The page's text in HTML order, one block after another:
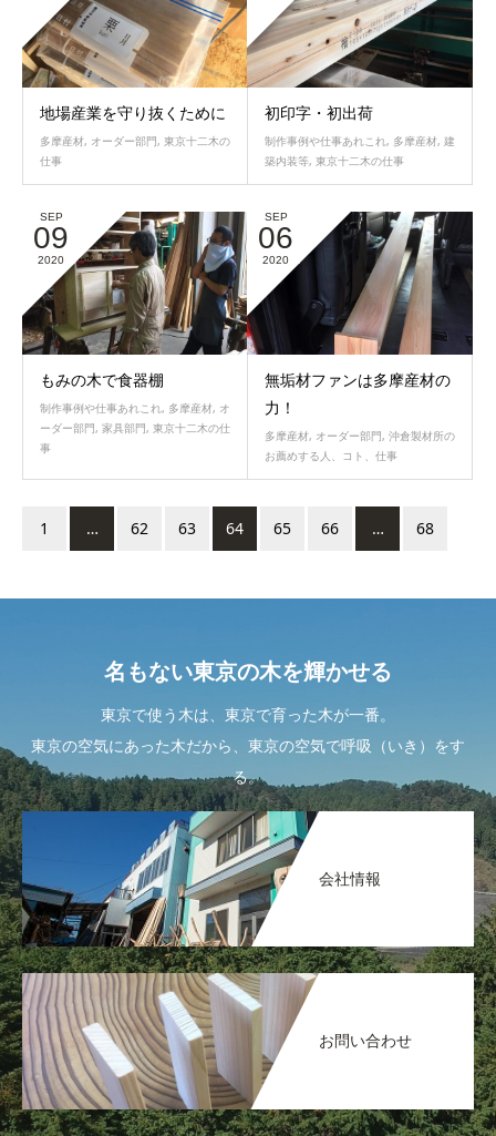
地場産業を守り抜くために
多摩産材, オーダー部門, 東京十二木の
仕事
初印字・初出荷
制作事例や仕事あれこれ , 多摩産材, 建
築内装等, 東京十二木の仕事
SEP
09
2020
もみの木で食器棚
制作事例や仕事あれこれ, 多摩産材, オ
ーダー部門, 家具部門, 東京十二木の仕
事
SEP
06
2020
無垢材ファンは多摩産材の
力！
多摩産材, オーダー部門, 沖倉製材所の
お薦めする人、コト、仕事
1 … 62 63 64 65 66 … 68
名もない東京の木を輝かせる
東京で使う木は、東京で育った木が一番。
東京の空気にあった木だから、東京の空気で呼吸（いき）をす
る。
会社情報
お問い合わせ